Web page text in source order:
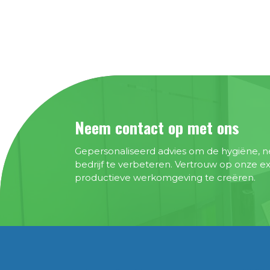
Neem contact op met ons
Gepersonaliseerd advies om de hygiëne,
bedrijf te verbeteren. Vertrouw op onze
productieve werkomgeving te creëren.